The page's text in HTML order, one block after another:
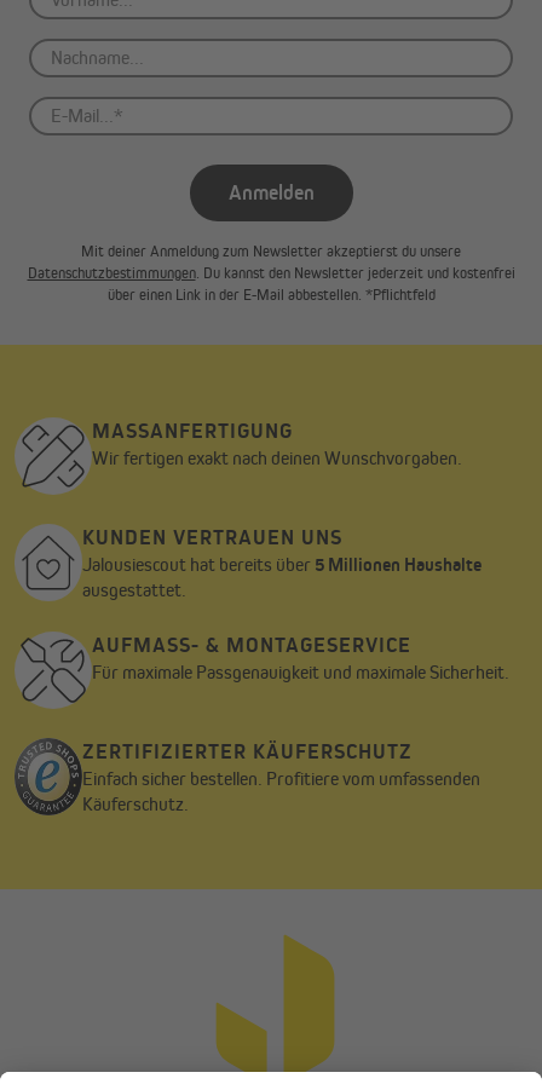
Gardinenschal hat die Maße von 145 x 245 cm. Bitte beachte bei
deiner Bestellung Folgendes: Möchtest du deinen Vorhang mit
Faltenbildung aufhängen, so solltest du daran denken, dass der
Schal dann eine Breite von lediglich 80 bis 100 cm aufweisen
wird. Ohne Faltenbildung hat er eine Breite von bis zu 140 cm.
Bitte berücksichtige bei der Montage an der
Gardinenstange bzw. an der Leiste, dass weder die Stange
noch die Gleiter im Lieferumfang enthalten sind.
Selbstverständlich kannst du diese bei uns im Shop dazu
Anmelden
Mit deiner Anmeldung zum Newsletter akzeptierst du unsere
Datenschutzbestimmungen. Du kannst den Newsletter jederzeit und kostenfrei
über einen Link in der E-Mail abbestellen. *Pflichtfeld
MASSANFERTIGUNG
Wir fertigen exakt nach deinen Wunschvorgaben.
KUNDEN VERTRAUEN UNS
Jalousiescout hat bereits über 5 Millionen Haushalte
ausgestattet.
AUFMASS- & MONTAGESERVICE
Für maximale Passgenauigkeit und maximale Sicherheit.
ZERTIFIZIERTER KÄUFERSCHUTZ
Einfach sicher bestellen. Profitiere vom umfassenden
Käuferschutz.